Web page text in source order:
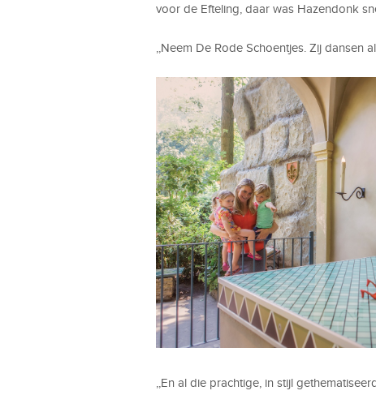
voor de Efteling, daar was Hazendonk
,,Neem De Rode Schoentjes. Zij dansen
,,En al die prachtige, in stijl